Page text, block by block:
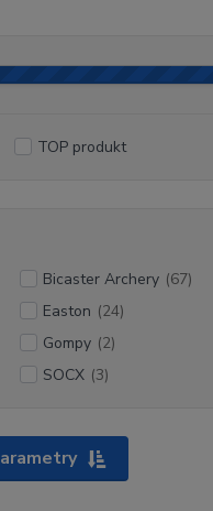
TOP produkt
Bicaster Archery (67)
Easton (24)
Gompy (2)
SOCX (3)